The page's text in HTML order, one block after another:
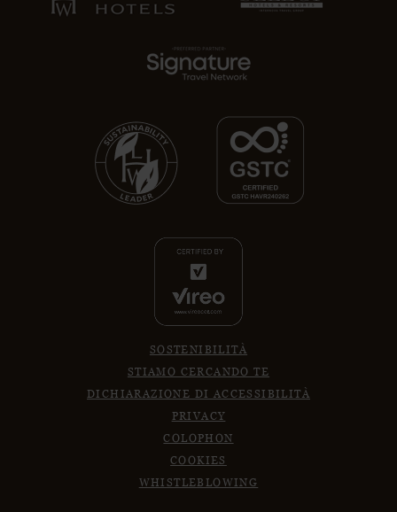
SOSTENIBILITÀ
STIAMO CERCANDO TE
DICHIARAZIONE DI ACCESSIBILITÀ
PRIVACY
COLOPHON
COOKIES
WHISTLEBLOWING